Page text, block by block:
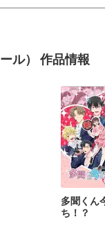
来た一行。ペコ
ル） 作品情報
多聞くん
ち！？